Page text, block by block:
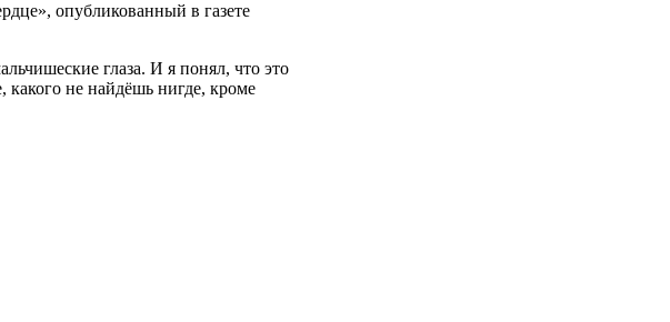
опубликованный в газете
глаза. И я понял, что это
какого не найдёшь нигде, кроме